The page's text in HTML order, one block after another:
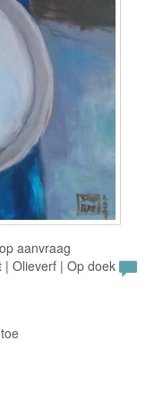
aanvraag
| Olieverf | Op doek